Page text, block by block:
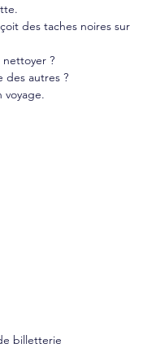
des taches noires sur
?
des autres ?
voyage.
billetterie